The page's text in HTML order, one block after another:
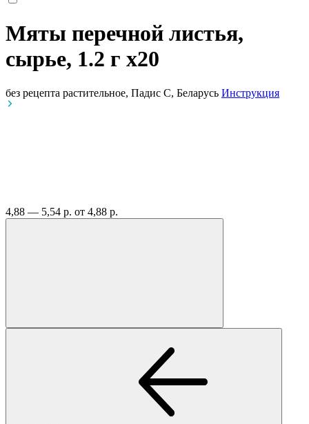
Мяты перечной листья,
сырье, 1.2 г x20
без рецепта растительное, Падис С, Беларусь Инструкция
4,88 — 5,54 р. от 4,88 р.